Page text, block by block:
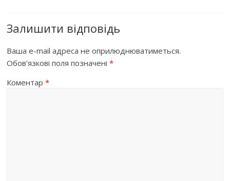
Залишити відповідь
Ваша e-mail адреса не оприлюднюватиметься.
Обов’язкові поля позначені*
Коментар*